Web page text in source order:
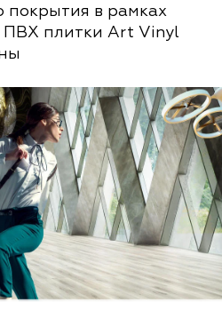
покрытия в рамках
ПВХ плитки Art Vinyl